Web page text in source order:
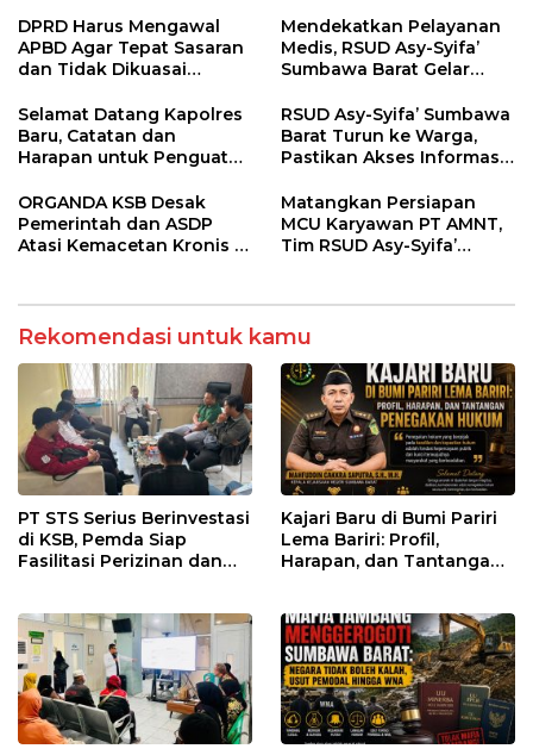
Melitus pada Lansia
hingga WNA
DPRD Harus Mengawal
APBD Agar Tepat Sasaran
dan Tidak Dikuasai
Tertentu
Mendekatkan Pelayanan
Medis, RSUD Asy-Syifa’
Sumbawa Barat Gelar
Kesehatan di Taliwang
Selamat Datang Kapolres
Baru, Catatan dan
Harapan untuk Penguatan
RSUD Asy-Syifa’ Sumbawa
Barat Turun ke Warga,
Pastikan Akses Informasi
ORGANDA KSB Desak
Pemerintah dan ASDP
Atasi Kemacetan Kronis di
Matangkan Persiapan
MCU Karyawan PT AMNT,
Tim RSUD Asy-Syifa’
Rekomendasi untuk kamu
PT STS Serius Berinvestasi
di KSB, Pemda Siap
Fasilitasi Perizinan dan
Kajari Baru di Bumi Pariri
Lema Bariri: Profil,
Harapan, dan Tantangan